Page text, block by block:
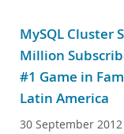
お客様
MySQL を選ぶ理由
ニュース & イベント
ライブ Web セミナー
MySQL Cluster
Million
#1 Game in
Latin America
30 September 2012